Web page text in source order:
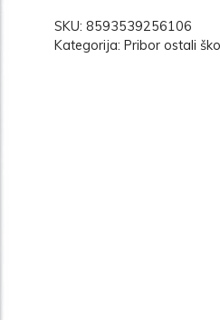
SKU: 8593539256106
Kategorija: Pribor ostali